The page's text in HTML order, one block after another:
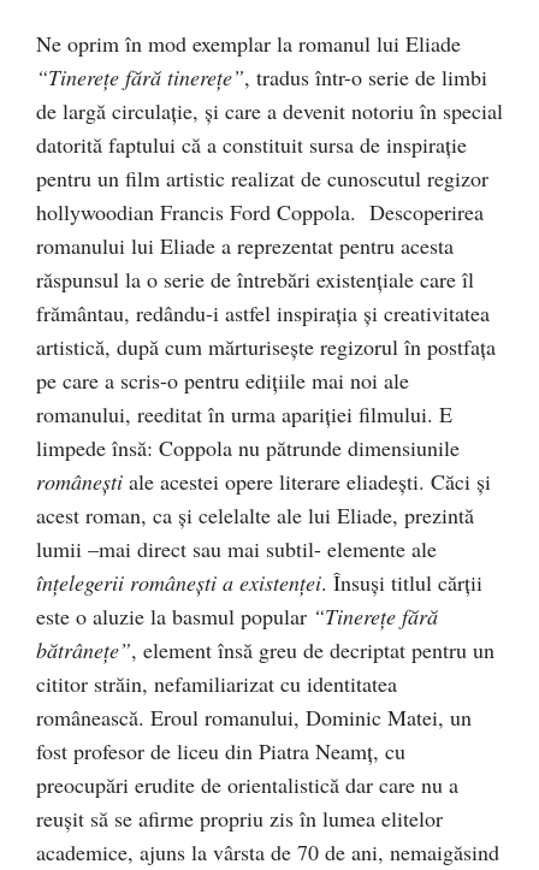
Ne oprim în mod exemplar la romanul lui Eliade
“Tinereţe fără tinereţe”, tradus într-o serie de limbi
de largă circulaţie, şi care a devenit notoriu în special
datorită faptului că a constituit sursa de inspiraţie
pentru un film artistic realizat de cunoscutul regizor
hollywoodian Francis Ford Coppola. Descoperirea
romanului lui Eliade a reprezentat pentru acesta
răspunsul la o serie de întrebări existenţiale care îl
frământau, redându-i astfel inspiraţia şi creativitatea
artistică, după cum mărturiseşte regizorul în postfaţa
pe care a scris-o pentru ediţiile mai noi ale
romanului, reeditat în urma apariţiei filmului. E
limpede însă: Coppola nu pătrunde dimensiunile
româneşti ale acestei opere literare eliadeşti. Căci şi
acest roman, ca şi celelalte ale lui Eliade, prezintă
lumii –mai direct sau mai subtil- elemente ale
înţelegerii româneşti a existenţei. Însuşi titlul cărţii
este o aluzie la basmul popular “Tinereţe fără
bătrâneţe”, element însă greu de decriptat pentru un
cititor străin, nefamiliarizat cu identitatea
românească. Eroul romanului, Dominic Matei, un
fost profesor de liceu din Piatra Neamţ, cu
preocupări erudite de orientalistică dar care nu a
reuşit să se afirme propriu zis în lumea elitelor
academice, ajuns la vârsta de 70 de ani, nemaigăsind